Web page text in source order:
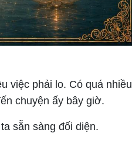
việc phải lo. Có quá nhiều
chuyện ấy bây giờ.
sẵn sàng đối diện.